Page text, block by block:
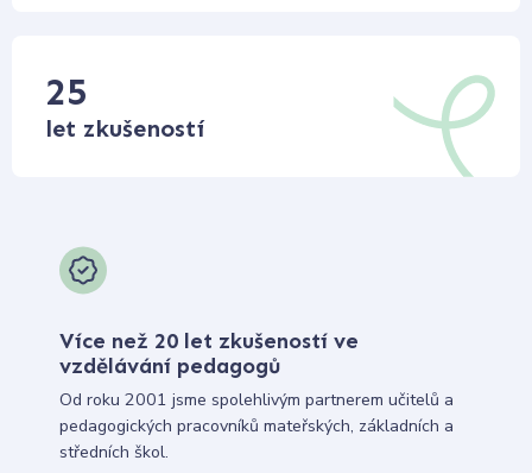
25
let zkušeností
Více než 20 let zkušeností ve
vzdělávání pedagogů
Od roku 2001 jsme spolehlivým partnerem učitelů a
pedagogických pracovníků mateřských, základních a
středních škol.